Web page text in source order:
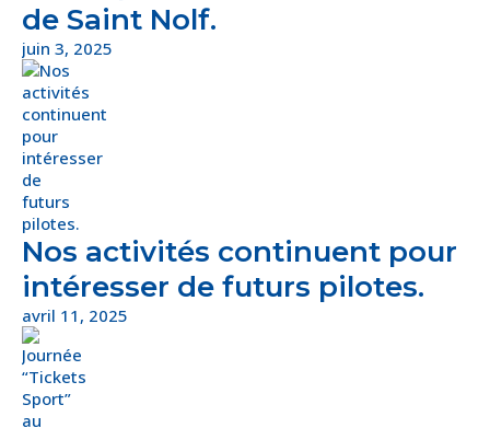
de Saint Nolf.
juin 3, 2025
Nos activités continuent pour
intéresser de futurs pilotes.
avril 11, 2025